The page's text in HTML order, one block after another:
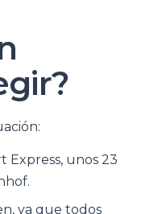
Express, unos 23
ya que todos